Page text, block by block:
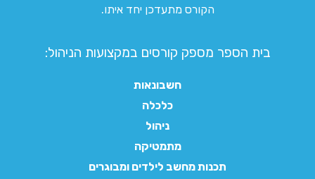
הקורס מתעדכן יחד איתו.
בית הספר מספק קורסים במקצועות הניהול:
חשבונאות
כלכלה
ניהול
מתמטיקה
תכנות מחשב לילדים ומבוגרים